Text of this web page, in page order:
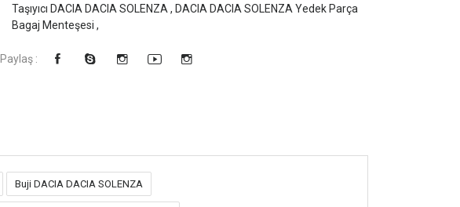
Taşıyıcı DACIA DACIA SOLENZA , DACIA DACIA SOLENZA Yedek Parça
Bagaj Menteşesi ,
Paylaş :
Buji DACIA DACIA SOLENZA